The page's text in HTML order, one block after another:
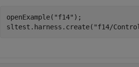
openExample( "f14" );
sltest.harness.create( "f14/